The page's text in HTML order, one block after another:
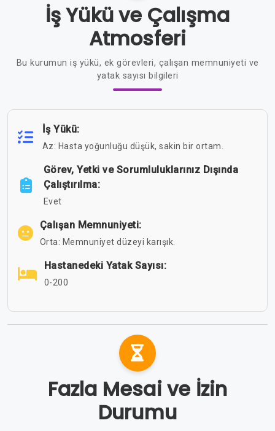
İş Yükü ve Çalışma
Atmosferi
Bu kurumun iş yükü, ek görevleri, çalışan memnuniyeti ve
yatak sayısı bilgileri
İş Yükü:
Az: Hasta yoğunluğu düşük, sakin bir ortam.
Görev, Yetki ve Sorumluluklarınız Dışında
Çalıştırılma:
Evet
Çalışan Memnuniyeti:
Orta: Memnuniyet düzeyi karışık.
Hastanedeki Yatak Sayısı:
0-200
Fazla Mesai ve İzin
Durumu